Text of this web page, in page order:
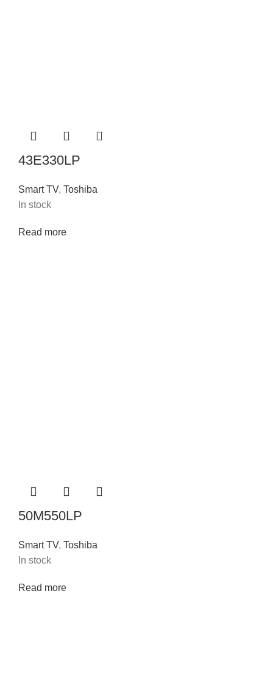
43E330LP
Smart TV, Toshiba
In stock
Read more
50M550LP
Smart TV, Toshiba
In stock
Read more